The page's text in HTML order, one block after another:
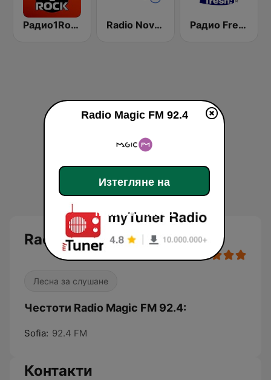
Радио1Rock 98.3 FM ( Radio 1 Rock ) Radio Nova 101.7 FM Радио Fresh! 100.3 FM
Radio Magic FM 92.4
Лесна за слушане
Честоти Radio Magic FM 92.4:
Sofia: 92.4 FM
Контакти
Radio Magic FM 92.4
Изтегляне на
приложението